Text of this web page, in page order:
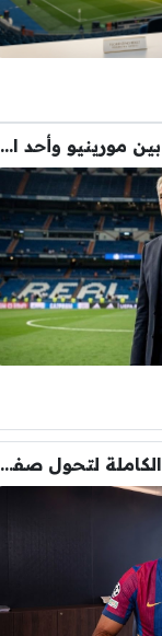
تبادل شتائم و خلاف حاد بين مورينيو وأحد افراد ادارة ريال مدريد بعد انهيار صفقة رودري
تفاصيل صادمة.. القصة الكاملة لتحول صفقة رودري من ريال مدريد الى برشلونة